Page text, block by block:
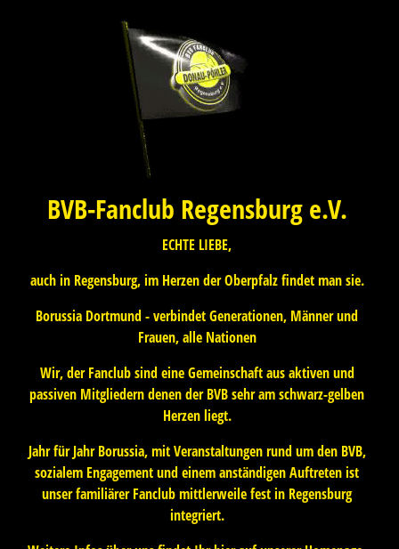
BVB-Fanclub Regensburg e.V.
ECHTE LIEBE,
auch in Regensburg, im Herzen der Oberpfalz findet man sie.
Borussia Dortmund - verbindet Generationen, Männer und
Frauen, alle Nationen
Wir, der Fanclub sind eine Gemeinschaft aus aktiven und
passiven Mitgliedern denen der BVB sehr am schwarz-gelben
Herzen liegt.
Jahr für Jahr Borussia, mit Veranstaltungen rund um den BVB,
sozialem Engagement und einem anständigen Auftreten ist
unser familiärer Fanclub mittlerweile fest in Regensburg
integriert.